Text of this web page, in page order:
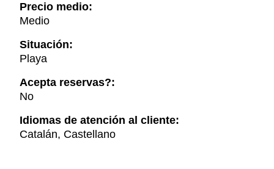
Precio medio:
Medio
Situación:
Playa
Acepta reservas?:
No
Idiomas de atención al cliente:
Catalán, Castellano